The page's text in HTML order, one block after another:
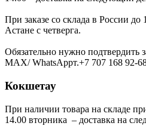
При заказе со склада в России до
Астане с четверга.
Обязательно нужно подтвердить
МАХ/ WhatsAppт.+7 707 168 92-
Кокшетау
При наличии товара на складе
14.00 вторника – доставка на